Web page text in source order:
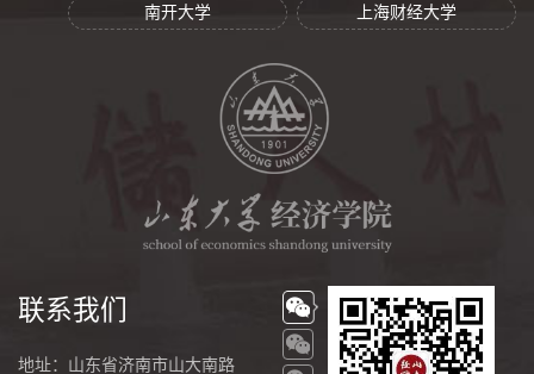
南开大学 上海财经大学
联系我们
地址：山东省济南市山大南路